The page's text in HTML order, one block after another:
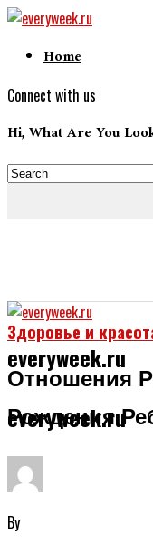
Home
Connect with us
Hi, What Are You
everyweek.ru
everyweek.ru
Здоровье и
Отношения
Рождения
By